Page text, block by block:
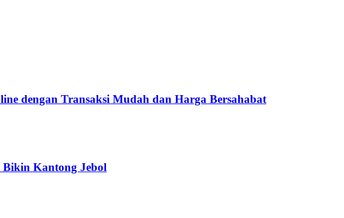
dengan Transaksi Mudah dan Harga Bersahabat
Bikin Kantong Jebol